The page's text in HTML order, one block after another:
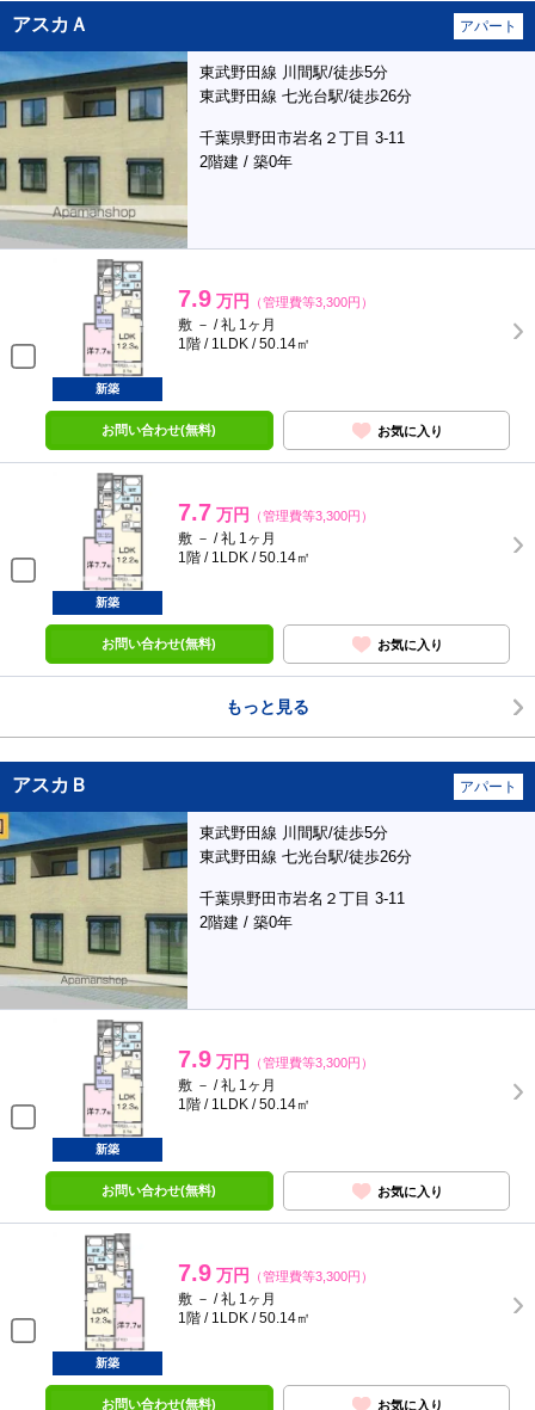
アスカＡ アパート
東武野田線 川間駅/徒歩5分
東武野田線 七光台駅/徒歩26分
千葉県野田市岩名２丁目 3-11
2階建 / 築0年
7.9 万円 （管理費等3,300円）
敷 － / 礼 1ヶ月
1階 / 1LDK / 50.14㎡
新築
お問い合わせ(無料) お気に入り
7.7 万円 （管理費等3,300円）
敷 － / 礼 1ヶ月
1階 / 1LDK / 50.14㎡
新築
お問い合わせ(無料) お気に入り
もっと見る
アスカＢ アパート
東武野田線 川間駅/徒歩5分
東武野田線 七光台駅/徒歩26分
千葉県野田市岩名２丁目 3-11
2階建 / 築0年
7.9 万円 （管理費等3,300円）
敷 － / 礼 1ヶ月
1階 / 1LDK / 50.14㎡
新築
お問い合わせ(無料) お気に入り
7.9 万円 （管理費等3,300円）
敷 － / 礼 1ヶ月
1階 / 1LDK / 50.14㎡
新築
お問い合わせ(無料) お気に入り